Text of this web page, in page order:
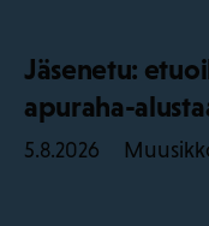
Jäsenetu:
apuraha-
5.8.2026